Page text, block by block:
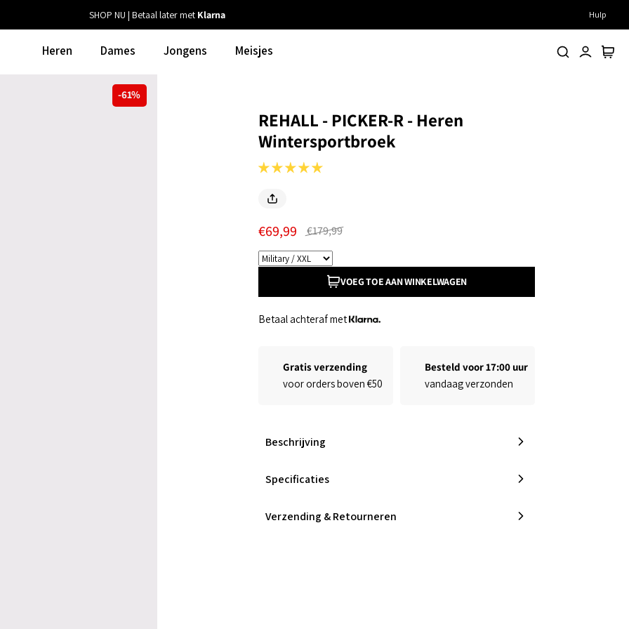
SHOP NU | Betaal later met Klarna Hulp
Heren Dames Jongens Meisjes ZoekenAccount
-61%
REHALL - PICKER-R - Heren
Wintersportbroek
€69,99 €179,99
VOEG TOE AAN WINKELWAGEN
Betaal achteraf met
Gratis verzending
voor orders boven €50
Besteld voor 17:00 uur
vandaag verzonden
Beschrijving
Specificaties
Verzending & Retourneren